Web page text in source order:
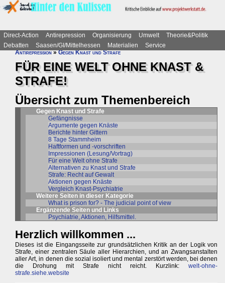
Direct-Action Antirepression Organisierung Umwelt
Theorie&Politik
Debatten
Saasen/GI/Mittelhessen Materialien
Service
Antirepression»Gegen Knast und Strafe
FÜR EINE WELT OHNE KNAST &
STRAFE!
Übersicht zum Themenbereich
Gegen Knast und Strafe
Gefängnisse
Argumente gegen Knäste
Berichte hinter Gittern
8 Tage Stammheim
Haftformen und -vorschriften
Impressionen (Lesung/Vortrag)
Für eine Welt ohne Strafe
Alternativen zu Knast und Strafe
Strafe: Recht auf Gewalt
Aktionen gegen Knäste
Vergleich Knast-Psychiatrie
Weitere Seiten in dieser Kategorie
What is prison for? - The judicial point of view
Ergänzende Seiten und Links
Psychiatrie, Aktionen, Hilfsmittel.
Herzlich willkommen ...
Dieses ist die Eingangsseite zur grundsätzlichen Kritik an der Logik von
Strafe, einer zentralen Säule aller Hierarchien, und an Zwangsanstalten
aller Art, in denen die sozial isoliert und mental zerstört werden, bei denen
die Drohung mit Strafe nicht reicht. Kurzlink:welt-ohne-
strafe.siehe.website